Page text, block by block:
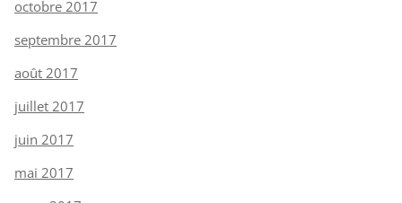
octobre 2017
septembre 2017
août 2017
juillet 2017
juin 2017
mai 2017